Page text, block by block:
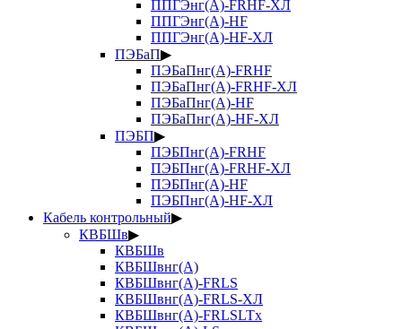
ППГЭнг(А)-FRHF-ХЛ
ППГЭнг(А)-HF
ППГЭнг(А)-HF-ХЛ
ПЭБаП▶
ПЭБаПнг(А)-FRHF
ПЭБаПнг(А)-FRHF-ХЛ
ПЭБаПнг(А)-HF
ПЭБаПнг(А)-HF-ХЛ
ПЭБП▶
ПЭБПнг(А)-FRHF
ПЭБПнг(А)-FRHF-ХЛ
ПЭБПнг(А)-HF
ПЭБПнг(А)-HF-ХЛ
Кабель контрольный▶
КВБШв▶
КВБШв
КВБШвнг(А)
КВБШвнг(А)-FRLS
КВБШвнг(А)-FRLS-ХЛ
КВБШвнг(А)-FRLSLTx